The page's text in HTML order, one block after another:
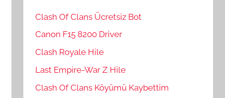
Clash Of Clans Ücretsiz Bot
Canon F15 8200 Driver
Clash Royale Hile
Last Empire-War Z Hile
Clash Of Clans Köyümü Kaybettim